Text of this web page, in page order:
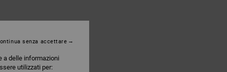
a delle informazioni
utilizzati per:
senza accettare